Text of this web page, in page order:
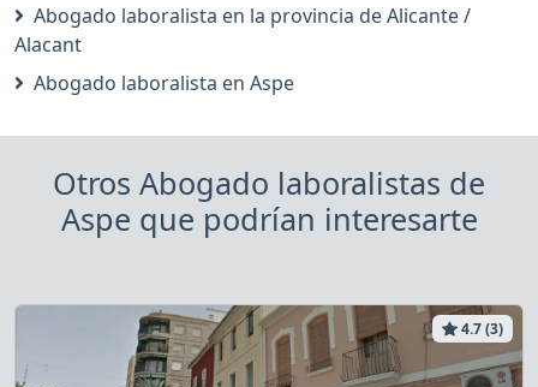
Abogado laboralista en la provincia de Alicante /
Alacant
Abogado laboralista en Aspe
Otros Abogado laboralistas de
Aspe que podrían interesarte
4.7 (3)